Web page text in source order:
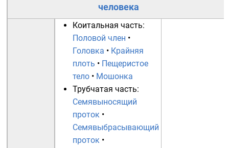
человека
Коитальная часть:
Половой член •
Головка • Крайняя
плоть • Пещеристое
тело • Мошонка
Трубчатая часть:
Семявыносящий
проток •
Семявыбрасывающий
проток •